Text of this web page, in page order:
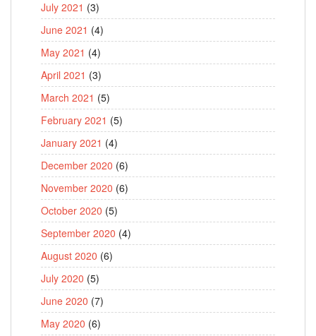
July 2021 (3)
June 2021 (4)
May 2021 (4)
April 2021 (3)
March 2021 (5)
February 2021 (5)
January 2021 (4)
December 2020 (6)
November 2020 (6)
October 2020 (5)
September 2020 (4)
August 2020 (6)
July 2020 (5)
June 2020 (7)
May 2020 (6)